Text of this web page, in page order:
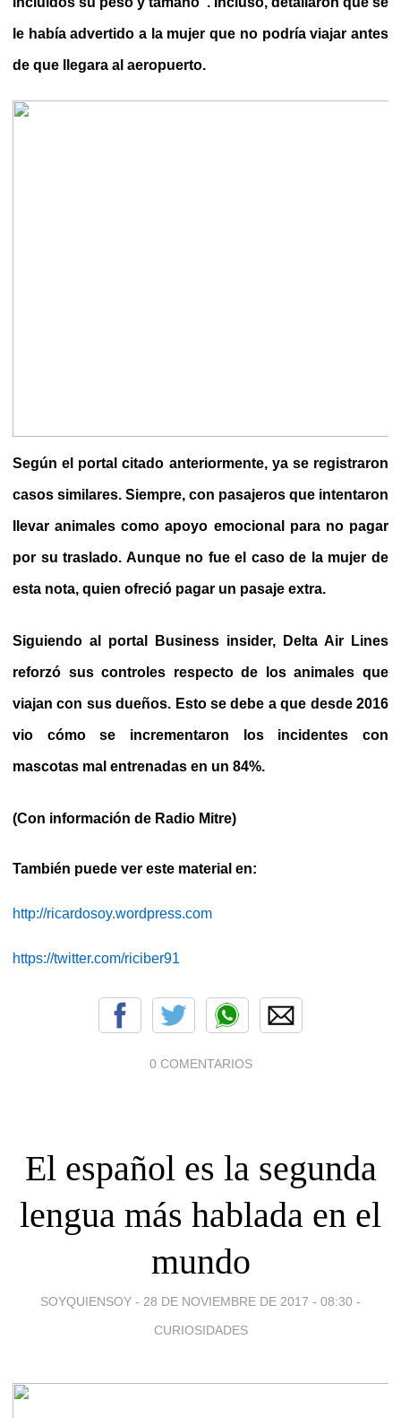
le había advertido a la mujer que no podría viajar antes
de que llegara al aeropuerto.
Según el portal citado anteriormente, ya se registraron
casos similares. Siempre, con pasajeros que intentaron
llevar animales como apoyo emocional para no pagar
por su traslado. Aunque no fue el caso de la mujer de
esta nota, quien ofreció pagar un pasaje extra.
Siguiendo al portal Business insider, Delta Air Lines
reforzó sus controles respecto de los animales que
viajan con sus dueños. Esto se debe a que desde 2016
vio cómo se incrementaron los incidentes con
mascotas mal entrenadas en un 84%.
(Con información de Radio Mitre)
También puede ver este material en:
http://ricardosoy.wordpress.com
https://twitter.com/riciber91
0 COMENTARIOS
El español es la segunda
lengua más hablada en el
mundo
SOYQUIENSOY - 28 DE NOVIEMBRE DE 2017 - 08:30 -
CURIOSIDADES